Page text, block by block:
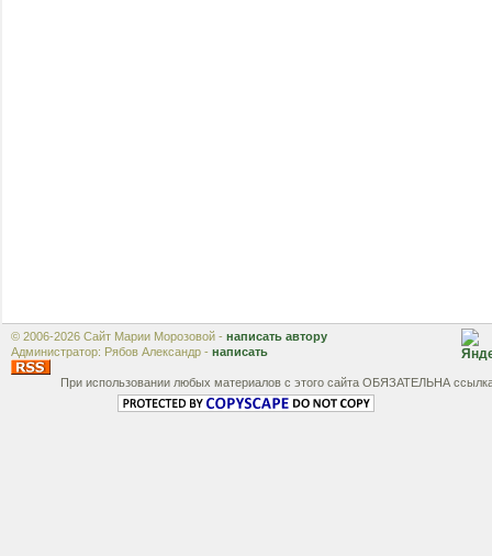
© 2006-2026 Сайт Марии Морозовой - написать автору
Администратор: Рябов Александр - написать
При использовании любых материалов с этого сайта ОБЯЗАТЕЛЬНА